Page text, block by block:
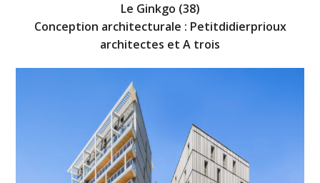
Le Ginkgo (38)
Conception architecturale : Petitdidierprioux
architectes et A trois